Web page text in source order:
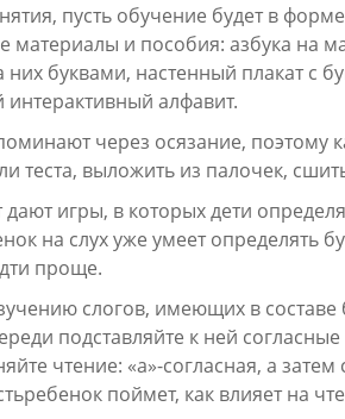
пусть обучение будет в
материалы и пособия: азбука на
буквами, настенный плакат с
алфавит.
через осязание, поэтому
теста, выложить из палочек,
игры, в которых дети
на слух уже умеет определять
проще.
слогов, имеющих в составе
подставляйте к ней
чтение: «а»-согласная, а затем
поймет, как влияет на